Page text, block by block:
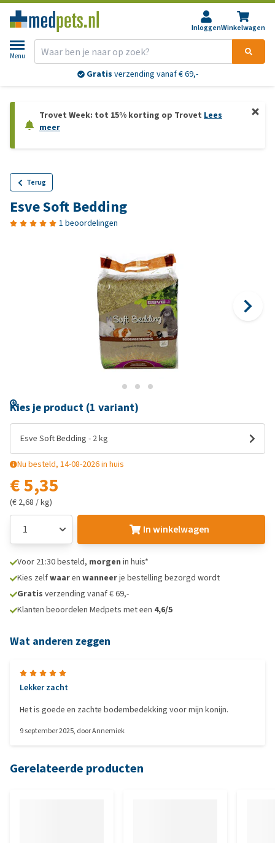
InloggenWinkelwagen
Menu
Gratis verzending vanaf € 69,-
Trovet Week: tot 15% korting op Trovet Lees
meer
Terug
Esve Soft Bedding
1 beoordelingen
Kies je product (1 variant)
Esve Soft Bedding - 2 kg
Nu besteld, 14-08-2026 in huis
€ 5,35
(€ 2,68 / kg)
In winkelwagen
Voor 21:30 besteld, morgen in huis*
Kies zelfwaaren wanneerje bestelling bezorgd wordt
Gratis verzending vanaf € 69,-
Klanten beoordelen Medpets met een 4,6/5
Wat anderen zeggen
Lekker zacht
Het is goede en zachte bodembedekking voor mijn konijn.
9 september 2025, doorAnnemiek
Gerelateerde producten